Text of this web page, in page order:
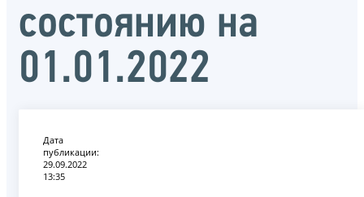
состоянию на
01.01.2022
Дата
публикации:
29.09.2022
13:35